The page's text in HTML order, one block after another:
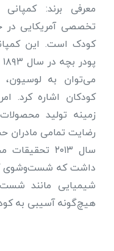
تخصصی آمریکایی در
کودک است. این
می‌توان به
کودکان اشاره کرد.
زمینه تولید
رضایت تمامی مادران
سال ۲۰۱۳
داشت که شست‌وشوی
شیمیایی مانند
هیچ‌گونه آسیبی به